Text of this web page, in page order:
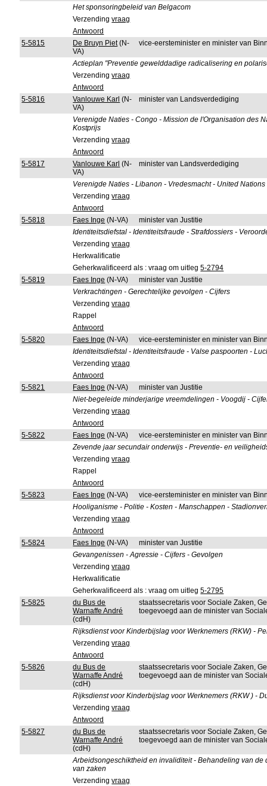
Het sponsoringbeleid van Belgacom
Verzendingvraag
Antwoord
5-5815
De Bruyn Piet(N-
VA)
vice-eersteminister en minister van
Actieplan "Preventie gewelddadige radicalisering en
Verzendingvraag
Antwoord
5-5816
Vanlouwe Karl (N-
VA)
minister van Landsverdediging
Verenigde Naties - Congo - Mission de l'Organisation des
Kostprijs
Verzendingvraag
Antwoord
5-5817
Vanlouwe Karl (N-
VA)
minister van Landsverdediging
Verenigde Naties - Libanon - Vredesmacht - United
Verzendingvraag
Antwoord
5-5818
Faes Inge (N-VA)
minister van Justitie
Identiteitsdiefstal - Identiteitsfraude - Strafdossiers -
Verzendingvraag
Herkwalificatie
Geherkwalificeerd als : vraag om uitleg5-2794
5-5819
Faes Inge (N-VA)
minister van Justitie
Verkrachtingen - Gerechtelijke gevolgen - Cijfers
Verzendingvraag
Rappel
Antwoord
5-5820
Faes Inge (N-VA)
vice-eersteminister en minister van
Identiteitsdiefstal - Identiteitsfraude - Valse paspoorten -
Verzendingvraag
Antwoord
5-5821
Faes Inge (N-VA)
minister van Justitie
Niet-begeleide minderjarige vreemdelingen - Voogdij -
Verzendingvraag
Antwoord
5-5822
Faes Inge (N-VA)
vice-eersteminister en minister van
Zevende jaar secundair onderwijs - Preventie- en
Verzendingvraag
Rappel
Antwoord
5-5823
Faes Inge (N-VA)
vice-eersteminister en minister van
Hooliganisme - Politie - Kosten - Manschappen -
Verzendingvraag
Antwoord
5-5824
Faes Inge (N-VA)
minister van Justitie
Gevangenissen - Agressie - Cijfers - Gevolgen
Verzendingvraag
Herkwalificatie
Geherkwalificeerd als : vraag om uitleg5-2795
5-5825
du Bus de
Warnaffe André
(cdH)
staatssecretaris voor Sociale Zaken,
toegevoegd aan de minister van
Rijksdienst voor Kinderbijslag voor Werknemers (RKW) -
Verzendingvraag
Antwoord
5-5826
du Bus de
Warnaffe André
(cdH)
staatssecretaris voor Sociale Zaken,
toegevoegd aan de minister van
Rijksdienst voor Kinderbijslag voor Werknemers (RKW ) -
Verzendingvraag
Antwoord
5-5827
du Bus de
Warnaffe André
(cdH)
staatssecretaris voor Sociale Zaken,
toegevoegd aan de minister van
Arbeidsongeschiktheid en invaliditeit - Behandeling van de
van zaken
Verzendingvraag